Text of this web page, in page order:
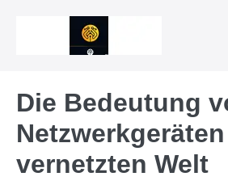
Die Bedeutung
vernetzten Welt